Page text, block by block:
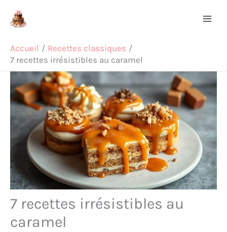
Accueil
Recettes classiques
7 recettes irrésistibles au caramel
7 recettes irrésistibles au
caramel
Rechercher